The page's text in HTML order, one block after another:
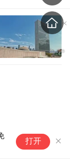
净利跃升
68.2%，卡
打开